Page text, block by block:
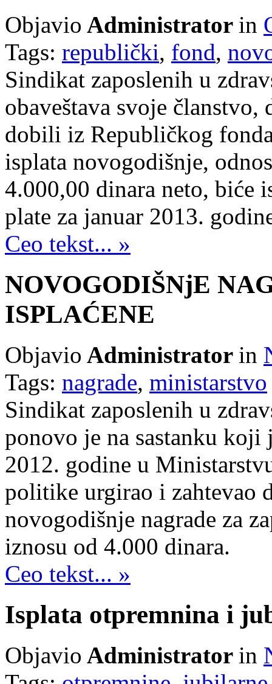
Objavio Administrator in
Tags: republički, fond,
Sindikat zaposlenih u
obaveštava svoje
dobili iz Republičkog
isplata novogodišnje,
4.000,00 dinara neto, biće
plate za januar 2013.
Ceo tekst... »
NOVOGODIŠNjE
ISPLAĆENE
Objavio Administrator in
Tags: nagrade, ministarstvo
Sindikat zaposlenih u
ponovo je na sastanku koji
2012. godine u
politike urgirao i zahtevao
novogodišnje nagrade za
iznosu od 4.000 dinara.
Ceo tekst... »
Isplata otpremnina i
Objavio Administrator in